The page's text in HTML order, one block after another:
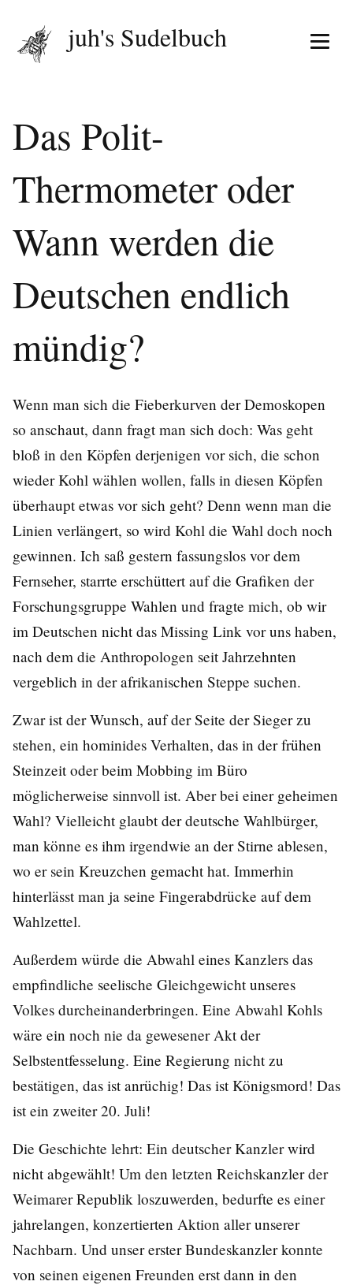
Menü
juh's Sudelbuch
Das Polit-
Thermometer oder
Wann werden die
Deutschen endlich
mündig?
Wenn man sich die Fieberkurven der Demoskopen
so anschaut, dann fragt man sich doch: Was geht
bloß in den Köpfen derjenigen vor sich, die schon
wieder Kohl wählen wollen, falls in diesen Köpfen
überhaupt etwas vor sich geht? Denn wenn man die
Linien verlängert, so wird Kohl die Wahl doch noch
gewinnen. Ich saß gestern fassungslos vor dem
Fernseher, starrte erschüttert auf die Grafiken der
Forschungsgruppe Wahlen und fragte mich, ob wir
im Deutschen nicht das Missing Link vor uns haben,
nach dem die Anthropologen seit Jahrzehnten
vergeblich in der afrikanischen Steppe suchen.
Zwar ist der Wunsch, auf der Seite der Sieger zu
stehen, ein hominides Verhalten, das in der frühen
Steinzeit oder beim Mobbing im Büro
möglicherweise sinnvoll ist. Aber bei einer geheimen
Wahl? Vielleicht glaubt der deutsche Wahlbürger,
man könne es ihm irgendwie an der Stirne ablesen,
wo er sein Kreuzchen gemacht hat. Immerhin
hinterlässt man ja seine Fingerabdrücke auf dem
Wahlzettel.
Außerdem würde die Abwahl eines Kanzlers das
empfindliche seelische Gleichgewicht unseres
Volkes durcheinanderbringen. Eine Abwahl Kohls
wäre ein noch nie da gewesener Akt der
Selbstentfesselung. Eine Regierung nicht zu
bestätigen, das ist anrüchig! Das ist Königsmord! Das
ist ein zweiter 20. Juli!
Die Geschichte lehrt: Ein deutscher Kanzler wird
nicht abgewählt! Um den letzten Reichskanzler der
Weimarer Republik loszuwerden, bedurfte es einer
jahrelangen, konzertierten Aktion aller unserer
Nachbarn. Und unser erster Bundeskanzler konnte
von seinen eigenen Freunden erst dann in den